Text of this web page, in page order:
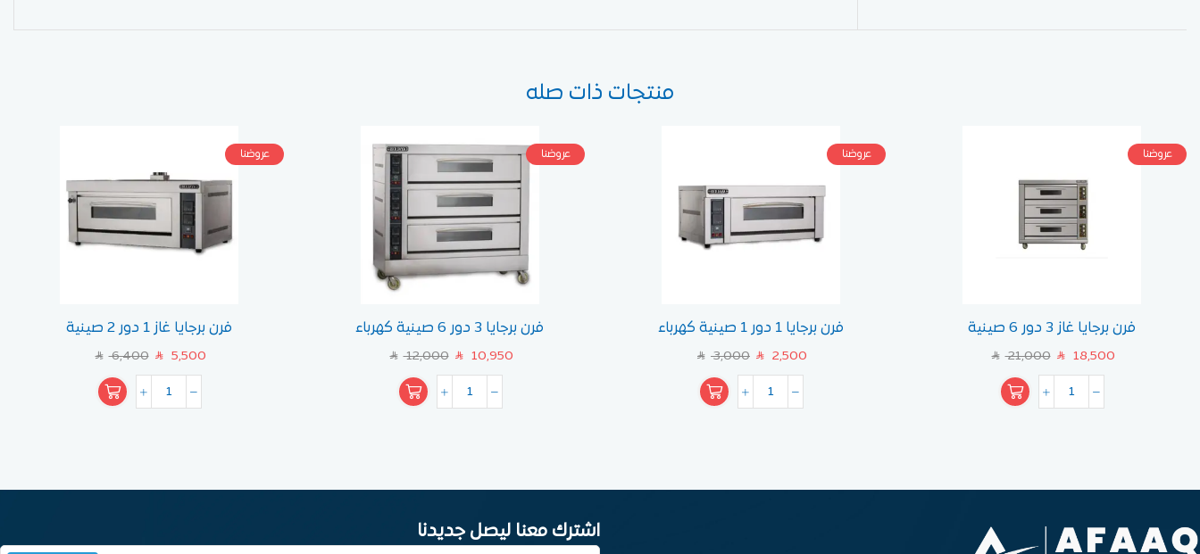
منتجات ذات صله
عروضنا
فرن برجايا غاز 3 دور 6 صينية
SAR 21,000 SAR 18,500
عروضنا
فرن برجايا 1 دور 1 صينية كهرباء
SAR 3,000 SAR 2,500
عروضنا
فرن برجايا 3 دور 6 صينية كهرباء
SAR 12,000 SAR 10,950
عروضنا
فرن برجايا غاز 1 دور 2 صينية
SAR 6,400 SAR 5,500
اشترك معنا ليصل جديدنا